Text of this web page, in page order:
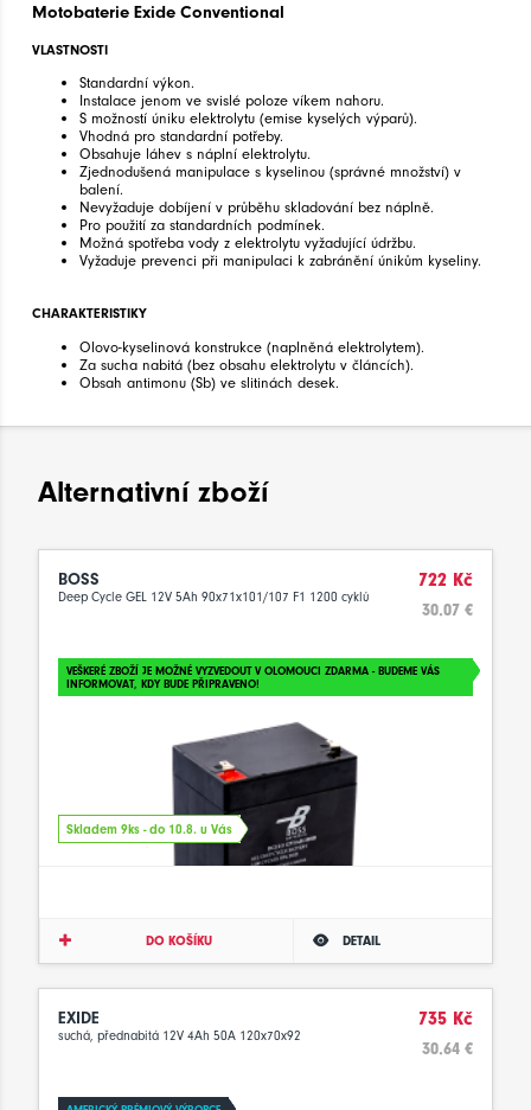
Motobaterie Exide Conventional
VLASTNOSTI
Standardní výkon.
Instalace jenom ve svislé poloze víkem nahoru.
S možností úniku elektrolytu (emise kyselých výparů).
Vhodná pro standardní potřeby.
Obsahuje láhev s náplní elektrolytu.
Zjednodušená manipulace s kyselinou (správné množství) v
balení.
Nevyžaduje dobíjení v průběhu skladování bez náplně.
Pro použití za standardních podmínek.
Možná spotřeba vody z elektrolytu vyžadující údržbu.
Vyžaduje prevenci při manipulaci k zabránění únikům kyseliny.
CHARAKTERISTIKY
Olovo-kyselinová konstrukce (naplněná elektrolytem).
Za sucha nabitá (bez obsahu elektrolytu v článcích).
Obsah antimonu (Sb) ve slitinách desek.
Alternativní zboží
BOSS
Deep Cycle GEL 12V 5Ah 90x71x101/107 F1 1200 cyklů
722 Kč
30.07 €
VEŠKERÉ ZBOŽÍ JE MOŽNÉ VYZVEDOUT V OLOMOUCI ZDARMA - BUDEME VÁS
INFORMOVAT, KDY BUDE PŘIPRAVENO!
Skladem 9ks - do 10.8. u Vás
DO KOŠÍKU DETAIL
EXIDE
suchá, přednabitá 12V 4Ah 50A 120x70x92
735 Kč
30.64 €